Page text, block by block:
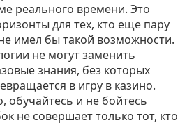
реального времени. Это
для тех, кто еще пару
имел бы такой возможности.
не могут заменить
знания, без которых
в игру в казино.
обучайтесь и не бойтесь
не совершает только тот, кто